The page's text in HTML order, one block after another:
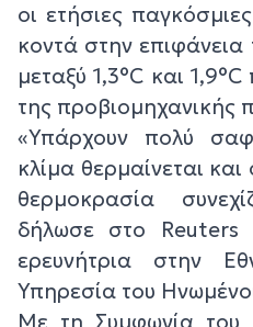
οι ετήσιες
κοντά στην
μεταξύ 1,3°C και
της προβιομηχανικής
«Υπάρχουν πολύ
κλίμα θερμαίνεται
θερμοκρασία
δήλωσε στο Reuters
ερευνήτρια στην
Υπηρεσία του